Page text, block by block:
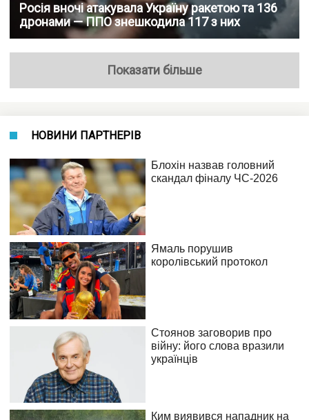
Росія вночі атакувала Україну ракетою та 136
дронами — ППО знешкодила 117 з них
Показати більше
НОВИНИ ПАРТНЕРІВ